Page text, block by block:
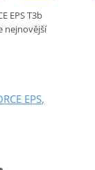
EPS T3b
nejnovější
EPS,